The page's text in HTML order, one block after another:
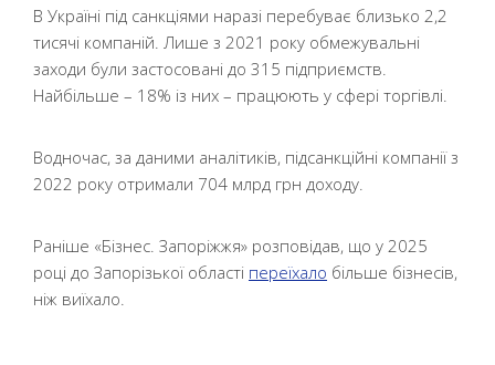
В Україні під санкціями наразі перебуває близько 2,2
тисячі компаній. Лише з 2021 року обмежувальні
заходи були застосовані до 315 підприємств.
Найбільше – 18% із них – працюють у сфері торгівлі.
Водночас, за даними аналітиків, підсанкційні компанії з
2022 року отримали 704 млрд грн доходу.
Раніше «Бізнес. Запоріжжя» розповідав, що у 2025
році до Запорізької області переїхало більше бізнесів,
ніж виїхало.